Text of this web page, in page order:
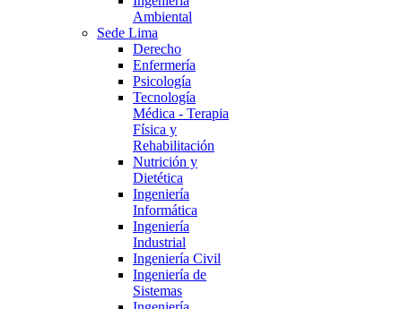
Ambiental
Sede Lima
Derecho
Enfermería
Psicología
Tecnología
Médica - Terapia
Física y
Rehabilitación
Nutrición y
Dietética
Ingeniería
Informática
Ingeniería
Industrial
Ingeniería Civil
Ingeniería de
Sistemas